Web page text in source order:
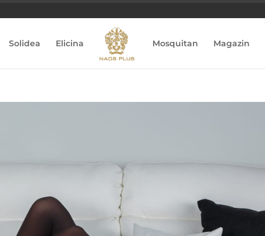
Solidea Elicina Mosquitan Magazin